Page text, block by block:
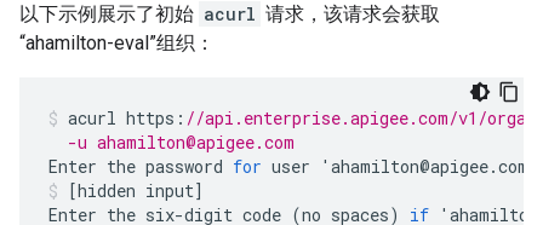
以下示例展示了初始 acurl 请求，该请求会获取
“ahamilton-eval”组织：
acurl https : //api.enterprise.apigee.com/v1/
  -u ahamilton@apigee.com
Enter the password for user ' ahamilton@apigee.com
[hidden input]
Enter the six-digit code (no spaces) if ' ahamilton